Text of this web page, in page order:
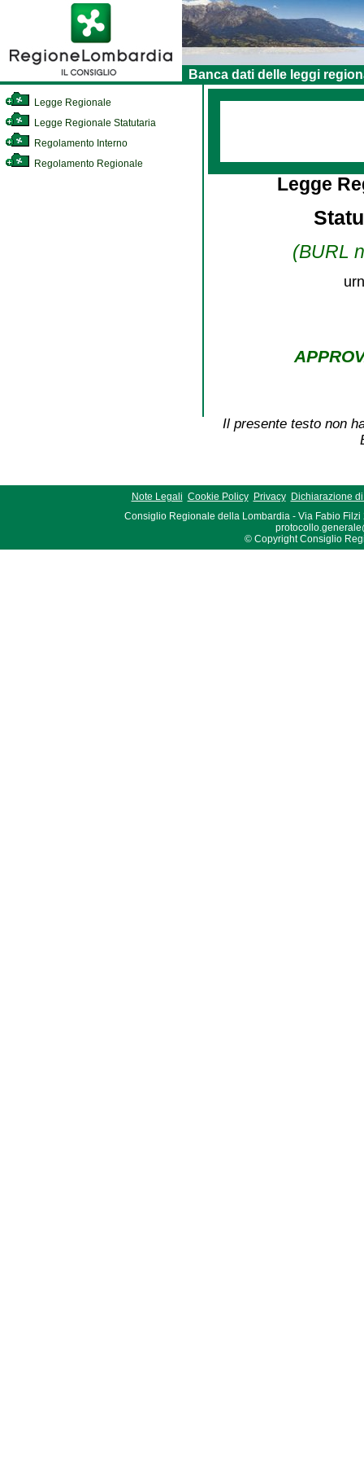
Banca dati delle leggi
Legge Regionale
Legge Regionale Statutaria
Regolamento Interno
Regolamento Regionale
Legge
(BURL
Il presente testo non
Note Legali Cookie Policy Privacy
Dichiarazione
Consiglio Regionale della Lombardia - Via Fabio Filzi
© Copyright Consiglio